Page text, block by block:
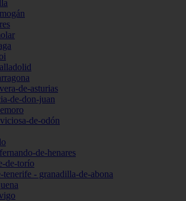
de-asturias
de-don-juan
de-odón
de-henares
de-torío
tenerife - granadilla-de-abona